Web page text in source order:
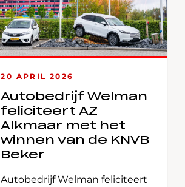
20 APRIL 2026
Autobedrijf Welman
feliciteert AZ
Alkmaar met het
winnen van de KNVB
Beker
Autobedrijf Welman feliciteert